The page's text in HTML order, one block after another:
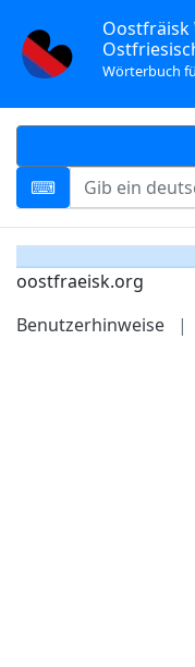
Oostfräisk
Wörterbuch
oostfraeisk.org
Benutzerhinweise
|